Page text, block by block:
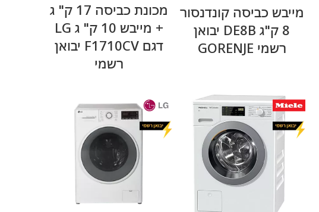
מייבש כביסה קונדנסור
8 ק"ג DE8B יבואן
רשמי GORENJE
מכונת כביסה 17 ק" ג
+ מייבש 10 ק" ג LG
דגם F1710CV יבואן
רשמי